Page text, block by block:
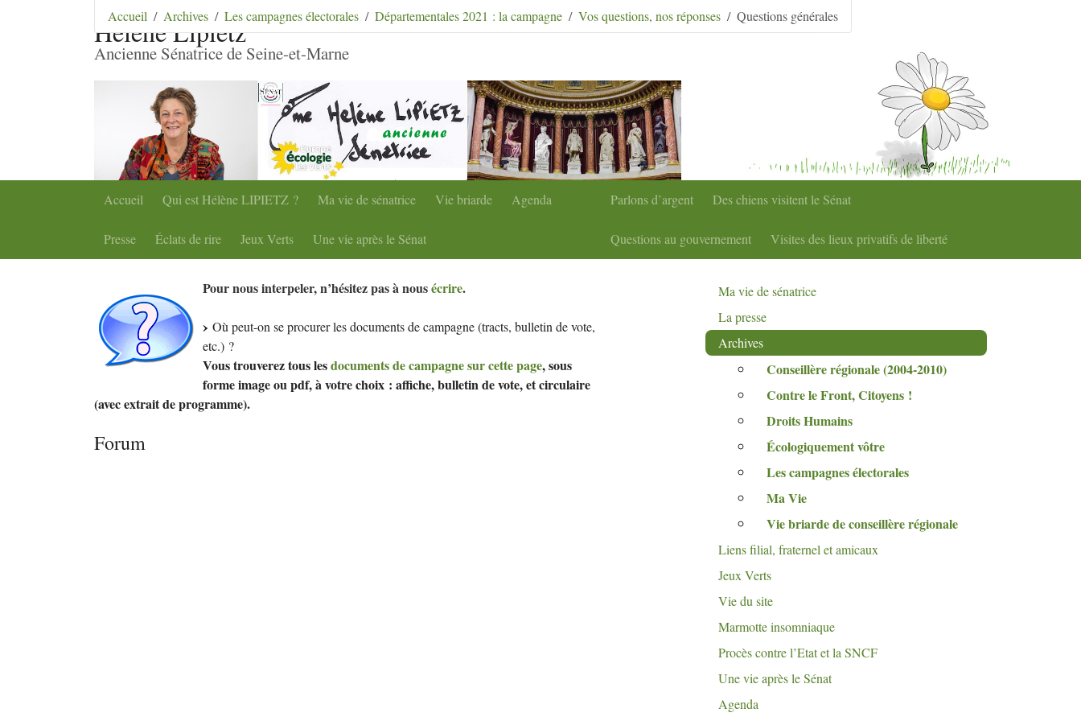
Aller au contenu | Aller au menu Aller au menu secondaire Aller à la recherche
Hélène Lipietz
Ancienne Sénatrice de Seine-et-Marne
Accueil Qui est HélèneLIPIETZ ? Ma vie de sénatrice Vie briarde Agenda
Presse Éclats de rire Jeux Verts Une vie après le Sénat
Parlons d’argent Des chiens visitent le Sénat
Questions au gouvernement Visites des lieux privatifs de liberté
Accueil Archives Les campagnes électorales Départementales 2021 : la campagne Vos questions, nos réponses Questions générales
Pour nous interpeler, n’hésitez pas à nousécrire.
Où peut-on se procurer les documents de campagne (tracts, bulletin de vote,
etc.) ?
Vous trouverez tous lesdocuments de campagne sur cette page, sous
forme image ou pdf, à votre choix : affiche, bulletin de vote, et circulaire
(avec extrait de programme).
Forum
Ma vie de sénatrice
La presse
Archives
Conseillère régionale (2004-2010)
Contre le Front, Citoyens !
Droits Humains
Écologiquement vôtre
Les campagnes électorales
Ma Vie
Vie briarde de conseillère régionale
Liens filial, fraternel et amicaux
Jeux Verts
Vie du site
Marmotte insomniaque
Procès contre l’Etat et la SNCF
Une vie après le Sénat
Agenda